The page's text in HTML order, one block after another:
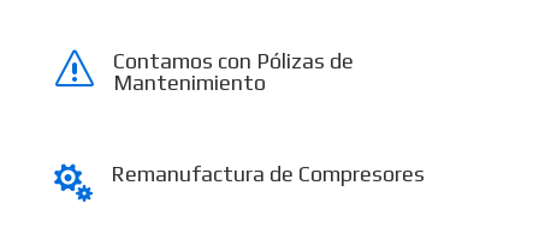
s
Contamos con Pólizas de
Mantenimiento
 Remanufactura de Compresores